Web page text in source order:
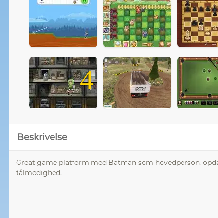
4
Beskrivelse
Great game platform med Batman som hovedperson,
tålmodighed.